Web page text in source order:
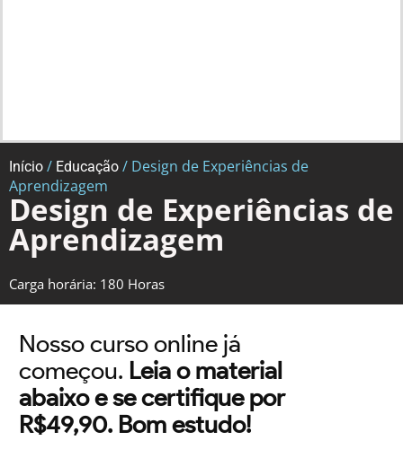
Início / Educação / Design de Experiências de
Aprendizagem
Design de Experiências de
Aprendizagem
Carga horária: 180 Horas
Nosso curso online já
começou. Leia o material
abaixo e se certifique por
R$49,90. Bom estudo!